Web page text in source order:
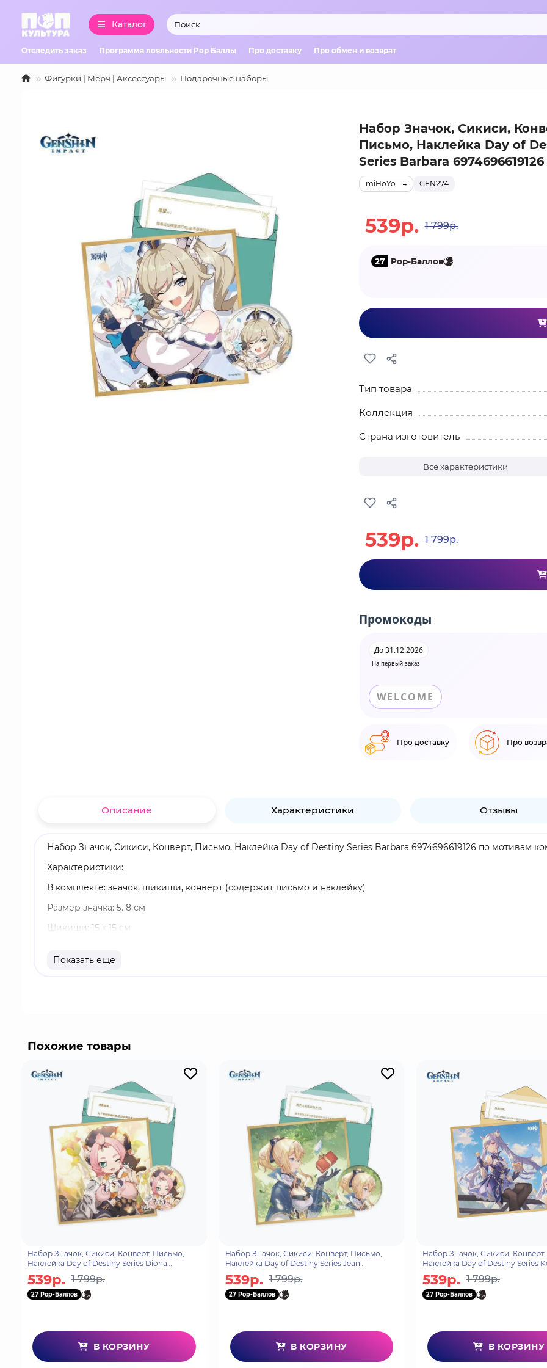
Каталог
Отследить заказ Программа лояльности Pop Баллы Про доставку Про обмен и возврат
Фигурки | Мерч | Аксессуары Подарочные наборы
Набор Значок, Сикиси,
Письмо, Наклейка Day of
Series Barbara 6974696619126
GEN274
miHoYo
539р. 1 799р.
27 Pop-Баллов
Тип товара
Коллекция
Страна изготовитель
Все характеристики
539р. 1 799р.
Промокоды
На первый заказ
До 31.12.2026
WELCOME
Про доставку Про
Описание Характеристики Отзывы
Набор Значок, Сикиси, Конверт, Письмо, Наклейка Day of Destiny Series Barbara 6974696619126 по мотивам
Характеристики:
В комплекте: значок, шикиши, конверт (содержит письмо и наклейку)
Размер значка: 5. 8 см
Шикиши: 15 x 15 см
Набор упакован в коробку
залечит раны вашего персонажа. Но благодаря ее способностям, она может не только восстановить ваше
Показать еще
Похожие товары
Набор Значок, Сикиси, Конверт, Письмо,
Наклейка Day of Destiny Series Diona
539р. 1 799р.
27 Pop-Баллов
В КОРЗИНУ
Набор Значок, Сикиси, Конверт, Письмо,
Наклейка Day of Destiny Series Jean
539р. 1 799р.
27 Pop-Баллов
В КОРЗИНУ
Набор Значок, Сикиси,
Наклейка Day of Destiny Series
539р. 1 799р.
27 Pop-Баллов
В КОРЗИНУ